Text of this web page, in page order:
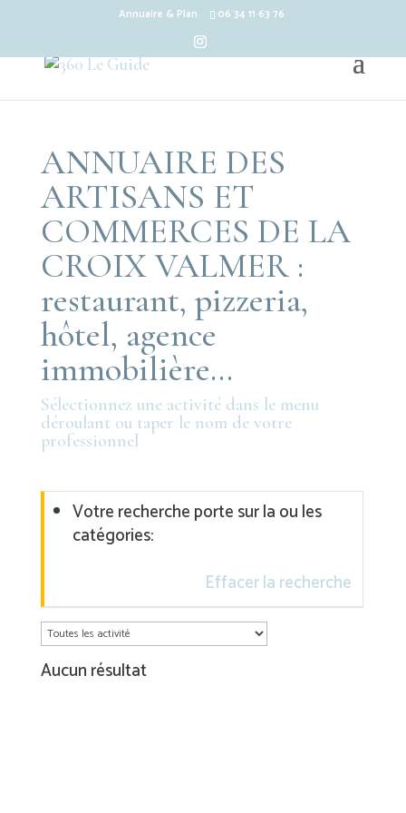
Annuaire & Plan 06 34 11 63 76
ANNUAIRE DES
ARTISANS ET
COMMERCES DE LA
CROIX VALMER :
restaurant, pizzeria,
hôtel, agence
immobilière…
Sélectionnez une activité dans le menu
déroulant ou taper le nom de votre
professionnel
Votre recherche porte sur la ou les
catégories:
Effacer la recherche
Aucun résultat